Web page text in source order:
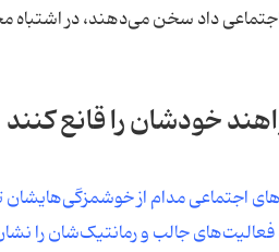
داد سخن می‌دهند، در اشتباه
خودشان را قانع کنند
اجتماعی مدام از
جالب و رمانتیک‌شان را